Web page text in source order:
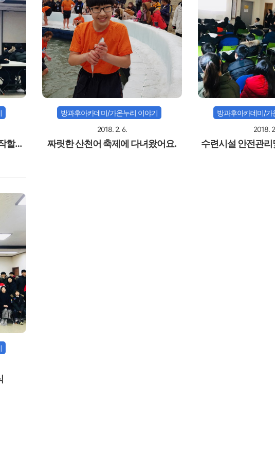
할께
방과후아카데미/가온누리 이야기
2018. 2. 6.
짜릿한 산천어 축제에 다녀왔어요.
방과후아카데미/가
2018.
수련시설 안전관